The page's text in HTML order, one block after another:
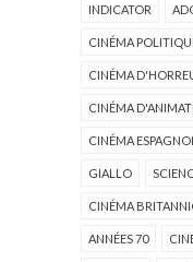
INDICATOR
CINÉMA
CINÉMA
CINÉMA
CINÉMA ESPAGNOL
GIALLO
CINÉMA
ANNÉES 70